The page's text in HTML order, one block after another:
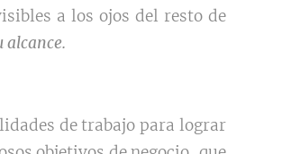
a los ojos del resto de
alcance.
de trabajo para lograr